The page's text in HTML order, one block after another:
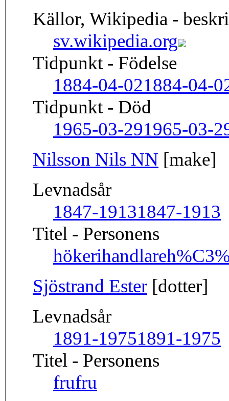
Källor, Wikipedia -
sv.wikipedia.org
Tidpunkt - Födelse
1884-04-021884-04-
Tidpunkt - Död
1965-03-291965-03-
Nilsson Nils NN [make]
Levnadsår
1847-19131847-1913
Titel - Personens
hökerihandlare
Sjöstrand Ester [dotter]
Levnadsår
1891-19751891-1975
Titel - Personens
frufru